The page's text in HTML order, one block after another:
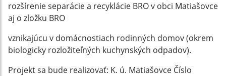
rozšírenie separácie a recyklácie BRO v obci Matiašovce
aj o zložku BRO
vznikajúcu v domácnostiach rodinných domov (okrem
biologicky rozložiteľných kuchynských odpadov).
Projekt sa bude realizovať: K. ú. Matiašovce Číslo